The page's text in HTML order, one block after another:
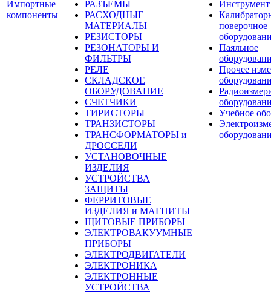
Импортные
компоненты
РАЗЪЕМЫ
РАСХОДНЫЕ
МАТЕРИАЛЫ
РЕЗИСТОРЫ
РЕЗОНАТОРЫ И
ФИЛЬТРЫ
РЕЛЕ
СКЛАДСКОЕ
ОБОРУДОВАНИЕ
СЧЕТЧИКИ
ТИРИСТОРЫ
ТРАНЗИСТОРЫ
ТРАНСФОРМАТОРЫ и
ДРОССЕЛИ
УСТАНОВОЧНЫЕ
ИЗДЕЛИЯ
УСТРОЙСТВА
ЗАЩИТЫ
ФЕРРИТОВЫЕ
ИЗДЕЛИЯ и МАГНИТЫ
ЩИТОВЫЕ ПРИБОРЫ
ЭЛЕКТРОВАКУУМНЫЕ
ПРИБОРЫ
ЭЛЕКТРОДВИГАТЕЛИ
ЭЛЕКТРОНИКА
ЭЛЕКТРОННЫЕ
УСТРОЙСТВА
Инструмент
поверочное
Паяльное
Прочее
Учебное